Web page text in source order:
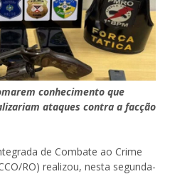
conhecimento que
ataques contra a facção
de Combate ao Crime
RO) realizou, nesta segunda-